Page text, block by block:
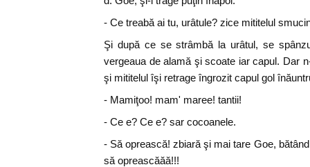
- Ce treabă ai tu, urâtule? zice mititelul
Şi după ce se strâmbă la urâtul, se
vergeaua de alamă şi scoate iar capul. Dar
şi mititelul îşi retrage îngrozit capul gol
- Mamiţoo! mam' maree! tantii!
- Ce e? Ce e? sar cocoanele.
- Să oprească! zbiară şi mai tare Goe,
să opreascăăă!!!